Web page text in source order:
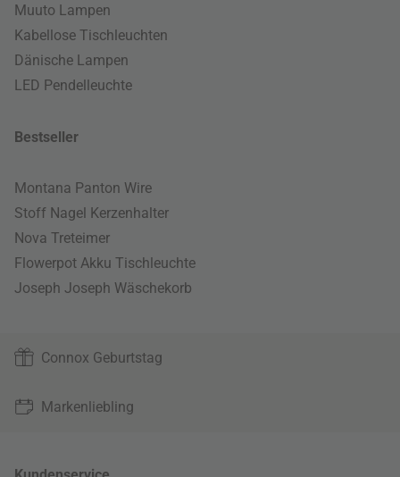
Muuto Lampen
Kabellose Tischleuchten
Dänische Lampen
LED Pendelleuchte
Bestseller
Montana Panton Wire
Stoff Nagel Kerzenhalter
Nova Treteimer
Flowerpot Akku Tischleuchte
Joseph Joseph Wäschekorb
Connox Geburtstag
Markenliebling